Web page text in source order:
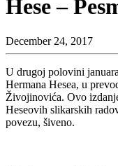
Hese –
December 24, 2017
U drugoj polovini
Hermana Hesea, u
Živojinovića. Ovo
Heseovih slikarskih
povezu, šiveno.